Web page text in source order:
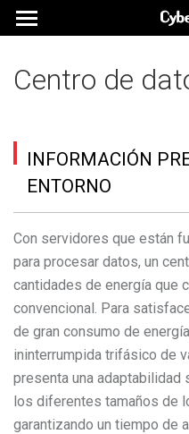
Centro de
INFORMACIÓN
ENTORNO
Con servidores que están
para procesar datos, un
cantidades de energía que
convencional. Para
de gran consumo de
ininterrumpida trifásico de
presenta una
los diferentes tamaños de
garantizando un tiempo de